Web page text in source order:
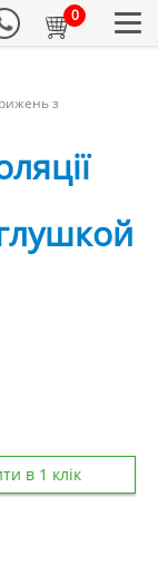
0
з
в 1 клік